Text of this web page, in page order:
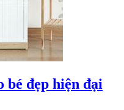
bé đẹp hiện đại